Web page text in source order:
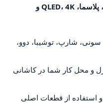
LCD، LED، پلاسما، QLED، 4K و
شارپ، توشیبا، دوو،
و محل کار شما در کاشانی